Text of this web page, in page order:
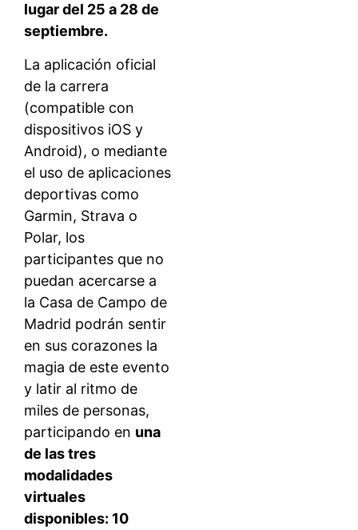
lugar del 25 a 28 de
septiembre.
La aplicación oficial
de la carrera
(compatible con
dispositivos iOS y
Android), o mediante
el uso de aplicaciones
deportivas como
Garmin, Strava o
Polar, los
participantes que no
puedan acercarse a
la Casa de Campo de
Madrid podrán sentir
en sus corazones la
magia de este evento
y latir al ritmo de
miles de personas,
participando en una
de las tres
modalidades
virtuales
disponibles: 10